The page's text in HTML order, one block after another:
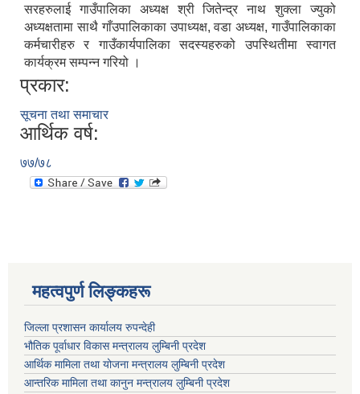
सरहरुलाई गाउँपालिका अध्यक्ष श्री जितेन्द्र नाथ शुक्ला ज्युको
अध्यक्षतामा साथै गाँउपालिकाका उपाध्यक्ष, वडा अध्यक्ष, गाउँपालिकाका
कर्मचारीहरु र गाउँकार्यपालिका सदस्यहरुको उपस्थितीमा स्वागत
कार्यक्रम सम्पन्न गरियो ।
प्रकार:
सूचना तथा समाचार
आर्थिक वर्ष:
७७/७८
महत्वपुर्ण लिङ्कहरू
जिल्ला प्रशासन कार्यालय रुपन्देही
भौतिक पूर्वाधार विकास मन्त्रालय लुम्बिनी प्रदेश
आर्थिक मामिला तथा योजना मन्त्रालय लुम्बिनी प्रदेश
आन्तरिक मामिला तथा कानुन मन्त्रालय लुम्बिनी प्रदेश